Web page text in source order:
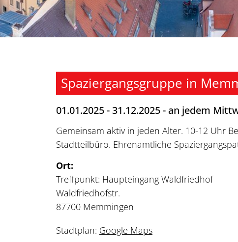
Spaziergangsgruppe in
01.01.2025 - 31.12.2025 - an jedem
Gemeinsam aktiv in jeden Alter. 10-12 Uhr
Stadtteilbüro. Ehrenamtliche
Ort:
Treffpunkt: Haupteingang Waldfriedhof
Waldfriedhofstr.
87700 Memmingen
Stadtplan: Google Maps